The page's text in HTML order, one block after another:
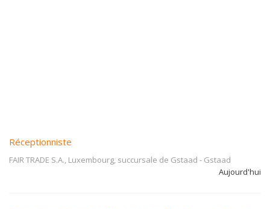
Réceptionniste
FAIR TRADE S.A., Luxembourg, succursale de Gstaad - Gstaad
Aujourd'hui